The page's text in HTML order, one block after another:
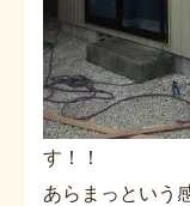
す！！
あらまっという